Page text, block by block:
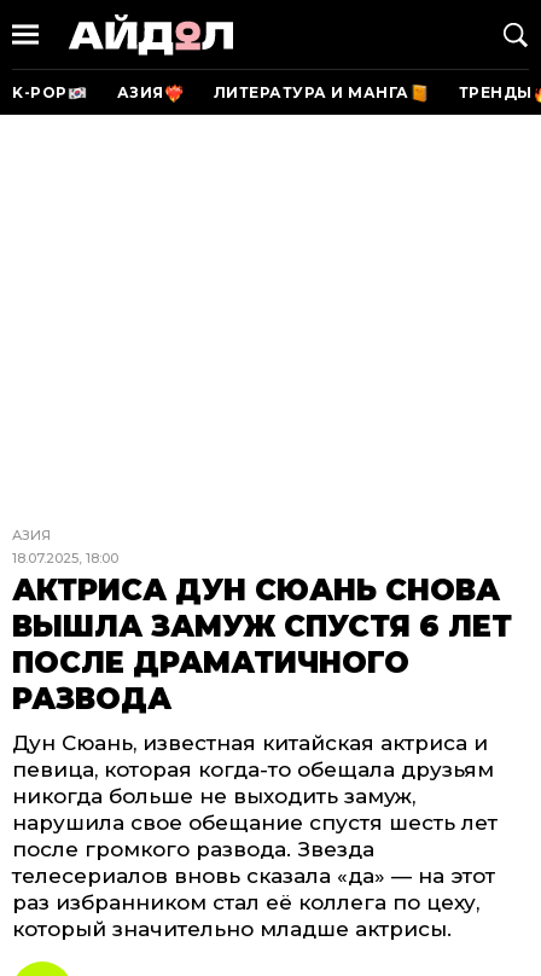
K-POP АЗИЯ ЛИТЕРАТУРА И МАНГА ТРЕНДЫ
АЗИЯ
18.07.2025, 18:00
АКТРИСА ДУН СЮАНЬ СНОВА
ВЫШЛА ЗАМУЖ СПУСТЯ 6 ЛЕТ
ПОСЛЕ ДРАМАТИЧНОГО
РАЗВОДА
Дун Сюань, известная китайская актриса и
певица, которая когда-то обещала друзьям
никогда больше не выходить замуж,
нарушила свое обещание спустя шесть лет
после громкого развода. Звезда
телесериалов вновь сказала «да» — на этот
раз избранником стал её коллега по цеху,
который значительно младше актрисы.